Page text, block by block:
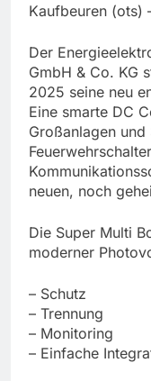
Kaufbeuren (ots)
Der
GmbH & Co. KG
2025 seine neu
Eine smarte DC
Großanlagen
neuen, noch
Die Super Multi
moderner
– Schutz
– Trennung
– Monitoring
– Einfache